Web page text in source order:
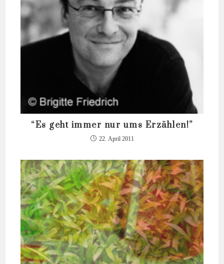
“Es geht immer nur ums Erzählen!”
22. April 2011